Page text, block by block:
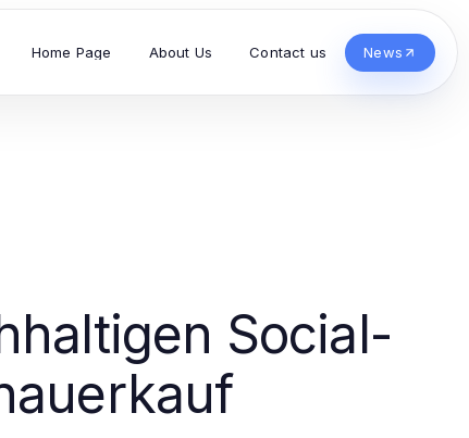
Home Page About Us Contact us News
Social-